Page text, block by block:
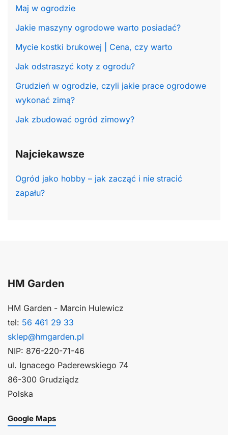
Maj w ogrodzie
Jakie maszyny ogrodowe warto posiadać?
Mycie kostki brukowej | Cena, czy warto
Jak odstraszyć koty z ogrodu?
Grudzień w ogrodzie, czyli jakie prace ogrodowe
wykonać zimą?
Jak zbudować ogród zimowy?
Najciekawsze
Ogród jako hobby – jak zacząć i nie stracić
zapału?
HM Garden
HM Garden - Marcin Hulewicz
tel: 56 461 29 33
sklep@hmgarden.pl
NIP: 876-220-71-46
ul. Ignacego Paderewskiego 74
86-300 Grudziądz
Polska
Google Maps